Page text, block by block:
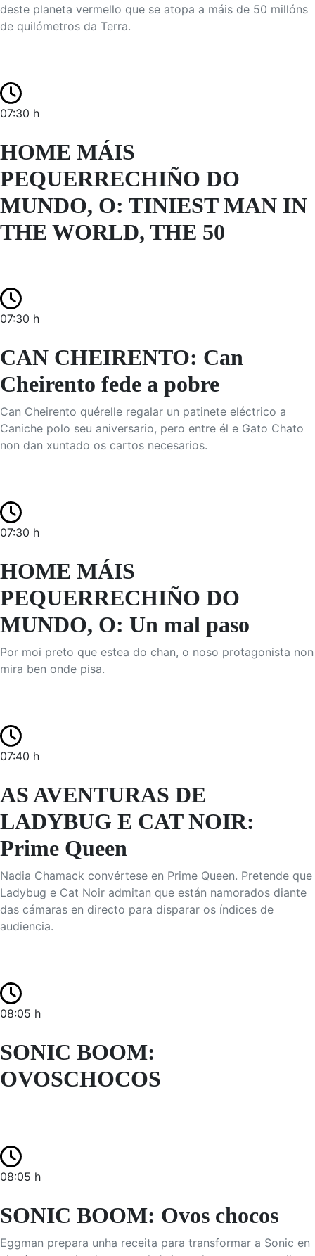
deste planeta vermello que se atopa a máis de 50 millóns
de quilómetros da Terra.
07:30 h
HOME MÁIS
PEQUERRECHIÑO DO
MUNDO, O: TINIEST MAN IN
THE WORLD, THE 50
07:30 h
CAN CHEIRENTO: Can
Cheirento fede a pobre
Can Cheirento quérelle regalar un patinete eléctrico a
Caniche polo seu aniversario, pero entre él e Gato Chato
non dan xuntado os cartos necesarios.
07:30 h
HOME MÁIS
PEQUERRECHIÑO DO
MUNDO, O: Un mal paso
Por moi preto que estea do chan, o noso protagonista non
mira ben onde pisa.
07:40 h
AS AVENTURAS DE
LADYBUG E CAT NOIR:
Prime Queen
Nadia Chamack convértese en Prime Queen. Pretende que
Ladybug e Cat Noir admitan que están namorados diante
das cámaras en directo para disparar os índices de
audiencia.
08:05 h
SONIC BOOM:
OVOSCHOCOS
08:05 h
SONIC BOOM: Ovos chocos
Eggman prepara unha receita para transformar a Sonic en